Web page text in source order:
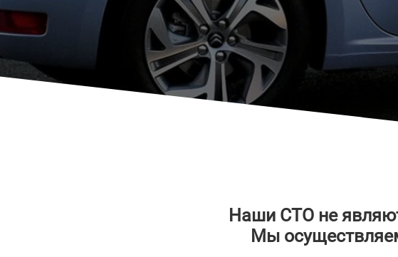
Наши СТО не
Мы